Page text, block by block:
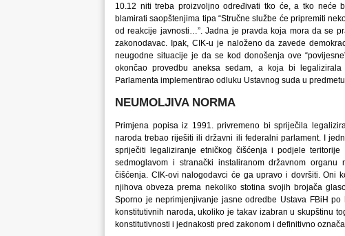
10.12 niti treba proizvoljno određivati tko će, a tko neće
blamirati saopštenjima tipa “Stručne službe će pripremiti
od reakcije javnosti…”. Jadna je pravda koja mora da se
zakonodavac. Ipak, CIK-u je naloženo da zavede
neugodne situacije je da se kod donošenja ove
okončao provedbu aneksa sedam, a koja bi
Parlamenta implementirao odluku Ustavnog suda u
NEUMOLJIVA NORMA
Primjena popisa iz 1991. privremeno bi spriječila
naroda trebao riješiti ili državni ili federalni parlament. I
spriječiti legaliziranje etničkog čišćenja i podjele
sedmoglavom i stranački instaliranom državnom
čišćenja. CIK-ovi nalogodavci će ga upravo i dovršiti.
njihova obveza prema nekoliko stotina svojih brojača
Sporno je neprimjenjivanje jasne odredbe Ustava FBiH
konstitutivnih naroda, ukoliko je takav izabran u skupštinu
konstitutivnosti i jednakosti pred zakonom i definitivno